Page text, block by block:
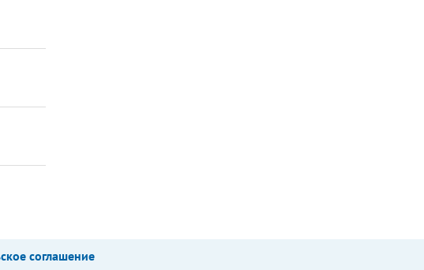
соглашение